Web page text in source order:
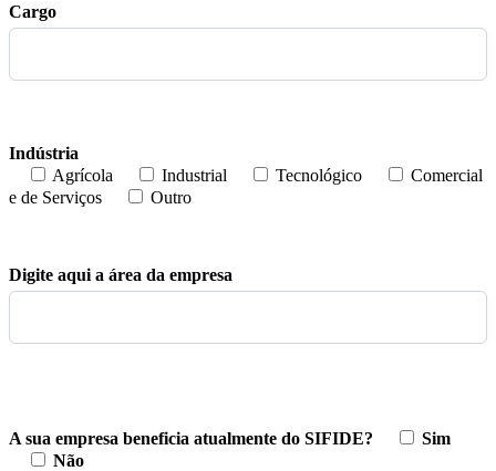
Cargo
Indústria
Agrícola
Industrial Tecnológico
Comercial
e de Serviços
Outro
Digite aqui a área da empresa
A sua empresa beneficia atualmente do SIFIDE?
Sim
Não